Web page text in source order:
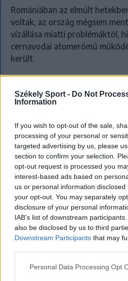
Székely Sport - Do Not
Information
If you wish to opt-out of the sale,
processing of your personal or
targeted advertising by us, please
section to confirm your selection.
opt-out request is processed you
interest-based ads based on
us or personal information
your opt-out. You may separately
disclosure of your personal
IAB’s list of downstream
also be disclosed by us to third
Downstream Participants that may
Personal Data Processing Opt
Romániában az elmúlt
voltak, az ország mégsem
vízállása miatti problémáktól,
cernavodai atomerőmű
került.
KRÓNIKA
Majka életveszélyes